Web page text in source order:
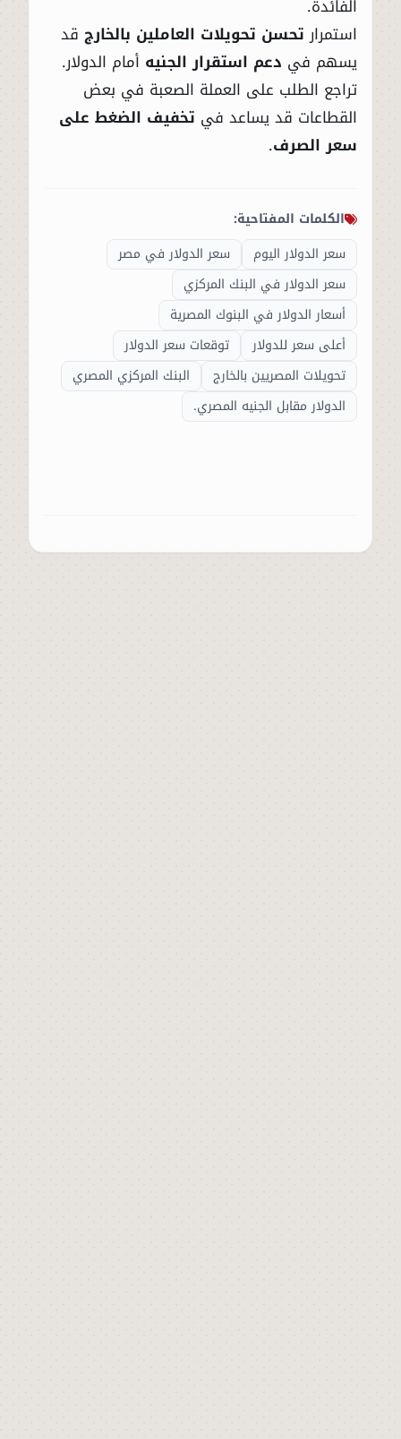
الفائدة.
استمرارتحسن تحويلات العاملين بالخارج قد
يسهم في دعم استقرار الجنيه أمام الدولار.
تراجع الطلب على العملة الصعبة في بعض
القطاعات قد يساعد في تخفيف الضغط على
سعر الصرف.
الكلمات المفتاحية:
سعر الدولار اليوم
سعر الدولار في مصر
سعر الدولار في البنك المركزي
أسعار الدولار في البنوك المصرية
أعلى سعر للدولار
توقعات سعر الدولار
تحويلات المصريين بالخارج
البنك المركزي المصري
الدولار مقابل الجنيه المصري.